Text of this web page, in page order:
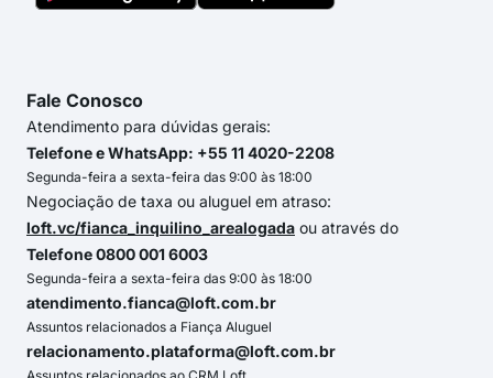
Fale Conosco
Atendimento para dúvidas gerais:
Telefone e WhatsApp: +55 11 4020-2208
Segunda-feira a sexta-feira das 9:00 às 18:00
Negociação de taxa ou aluguel em atraso:
loft.vc/fianca_inquilino_arealogada ou através do
Telefone 0800 001 6003
Segunda-feira a sexta-feira das 9:00 às 18:00
atendimento.fianca@loft.com.br
Assuntos relacionados a Fiança Aluguel
relacionamento.plataforma@loft.com.br